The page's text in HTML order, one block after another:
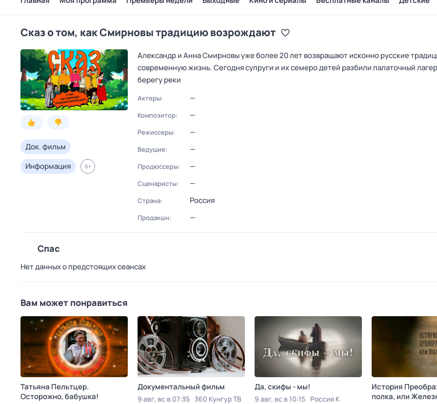
Сказ о том, как Смирновы традицию возрождают
Док. фильм
Информация
6+
Александр и Анна Смирновы уже более 20 лет возвращают исконно русские
современную жизнь. Сегодня супруги и их семеро детей разбили палаточный
берегу реки
Актеры: —
Композитор: —
Режиссеры: —
Ведущие: —
Продюссеры: —
Сценаристы: —
Страна: Россия
Продакшн: —
Спас
Нет данных о предстоящих сеансах
Вам может понравиться
Татьяна Пельтцер.
Осторожно, бабушка!
Документальный фильм
9 авг, вс в 07:35 360 Кунгур ТВ
Да, скифы - мы!
9 авг, вс в 10:15 Россия К
История
полка, или